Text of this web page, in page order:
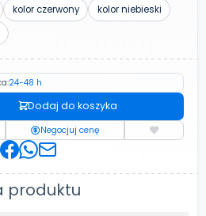
kolor czerwony
kolor niebieski
24-48 h
Dodaj do koszyka
Negocjuj cenę
produktu